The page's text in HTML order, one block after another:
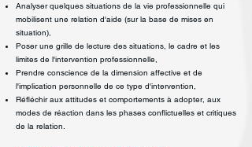
Analyser quelques situations de la vie professionnelle qui
mobilisent une relation d'aide (sur la base de mises en
situation),
Poser une grille de lecture des situations, le cadre et les
limites de l'intervention professionnelle,
Prendre conscience de la dimension affective et de
l'implication personnelle de ce type d'intervention,
Réfléchir aux attitudes et comportements à adopter, aux
modes de réaction dans les phases conflictuelles et critiques
de la relation.